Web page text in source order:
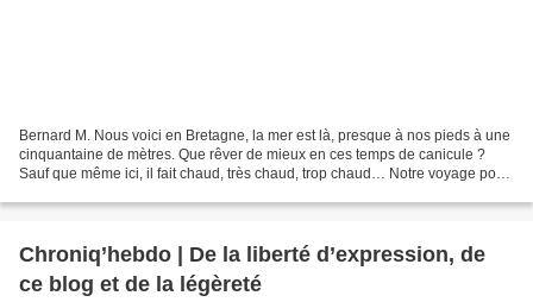
Bernard M. Nous voici en Bretagne, la mer est là, presque à nos pieds à une
cinquantaine de mètres. Que rêver de mieux en ces temps de canicule ?
Sauf que même ici, il fait chaud, très chaud, trop chaud… Notre voyage pour
Chroniq’hebdo | De la liberté d’expression, de
ce blog et de la légèreté